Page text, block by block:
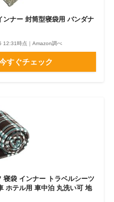
ナー 封筒型寝袋用 バンダナ
12:31時点｜Amazon調べ
すぐチェック
寝袋 インナー トラベルシーツ
ホテル用 車中泊 丸洗い可 地